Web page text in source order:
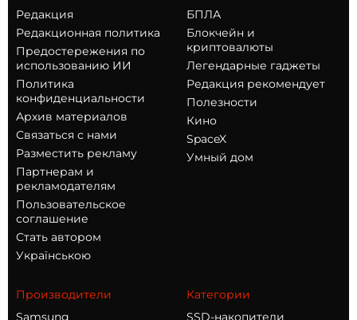
Редакция
Редакционная политика
Предостережения по
использованию ИИ
Политика
конфиденциальности
Архив материалов
Связаться с нами
Разместить рекламу
Партнерам и
рекламодателям
Пользовательское
соглашение
Стать автором
Українською
БПЛА
Блокчейн и
криптовалюты
Легендарные гаджеты
Редакция рекомендует
Полезности
Кино
SpaceX
Умный дом
Производители
Samsung
Категории
SSD-накопители